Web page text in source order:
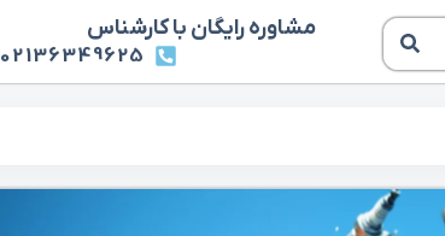
مشاوره رایگان با کارشناس
02136349625